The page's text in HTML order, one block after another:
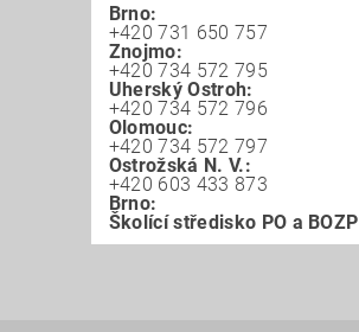
Brno:
+420 731 650 757
Znojmo:
+420 734 572 795
Uherský Ostroh:
+420 734 572 796
Olomouc:
+420 734 572 797
Ostrožská N. V.:
+420 603 433 873
Brno:
Školící středisko PO a BOZP